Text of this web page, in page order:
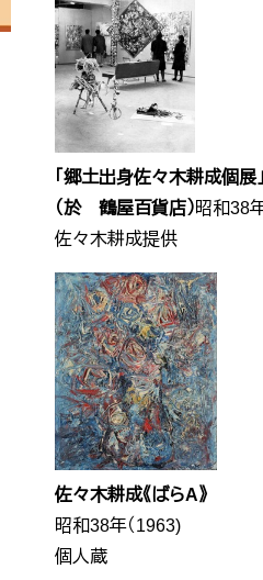
「郷土出身佐々木耕成個展
（於 鶴屋百貨店）昭和38
佐々木耕成提供
佐々木耕成《ばらA》
昭和38年（1963)
個人蔵